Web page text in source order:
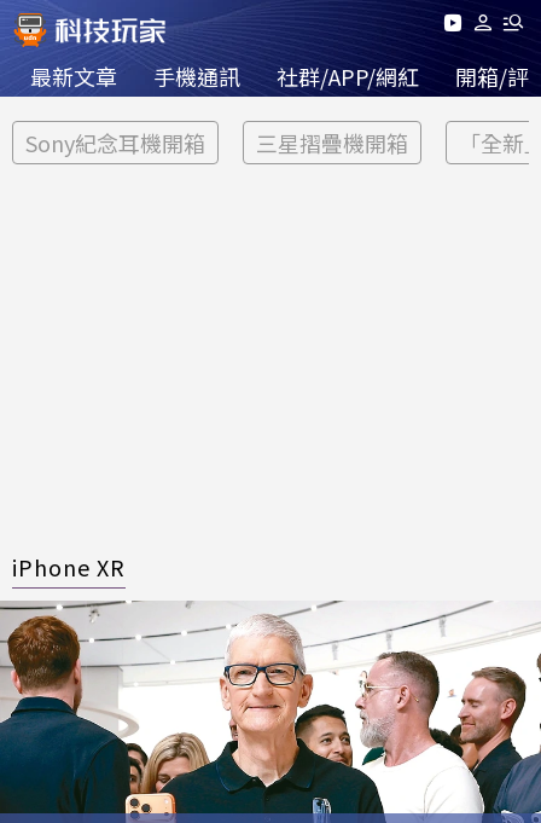
最新文章 手機通訊 社群/APP/網紅 開箱/評
Sony紀念耳機開箱 三星摺疊機開箱 「全新
iPhone XR